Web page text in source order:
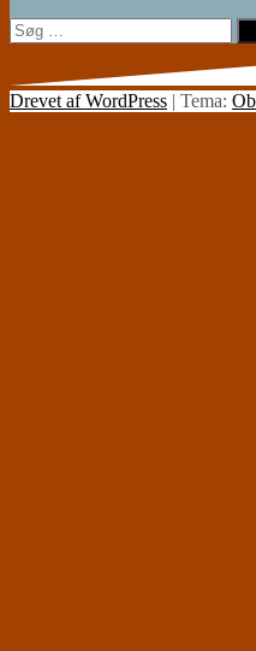
Søg
efter:
Drevet af WordPress | Tema: